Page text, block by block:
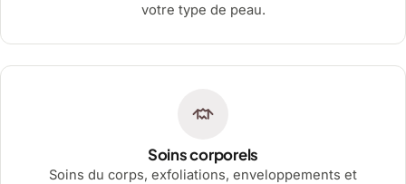
votre type de peau.
Soins corporels
Soins du corps, exfoliations, enveloppements et